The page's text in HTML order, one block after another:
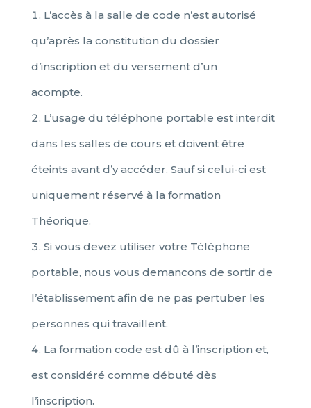
L’accès à la salle de code n’est autorisé
qu’après la constitution du dossier
d’inscription et du versement d’un
acompte.
L’usage du téléphone portable est interdit
dans les salles de cours et doivent être
éteints avant d’y accéder. Sauf si celui-ci est
uniquement réservé à la formation
Théorique.
Si vous devez utiliser votre Téléphone
portable, nous vous demancons de sortir de
l’établissement afin de ne pas pertuber les
personnes qui travaillent.
La formation code est dû à l’inscription et,
est considéré comme débuté dès
l’inscription.